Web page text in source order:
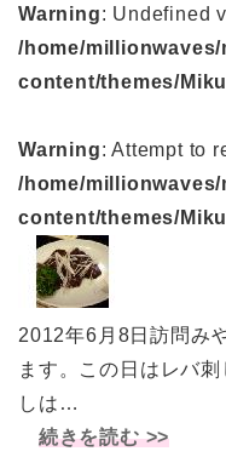
Warning: Undefined
/home/
content/themes/
Warning: Attempt to
/home/
content/themes/
2012年6月8日訪問み
ます。この日はレバ
しは…
続きを読む >>